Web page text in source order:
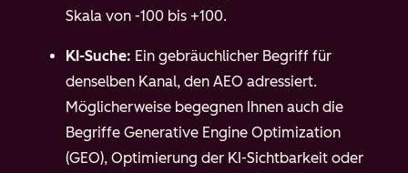
Skala von -100 bis +100.
KI-Suche: Ein gebräuchlicher Begriff für
denselben Kanal, den AEO adressiert.
Möglicherweise begegnen Ihnen auch die
Begriffe Generative Engine Optimization
(GEO), Optimierung der KI-Sichtbarkeit oder